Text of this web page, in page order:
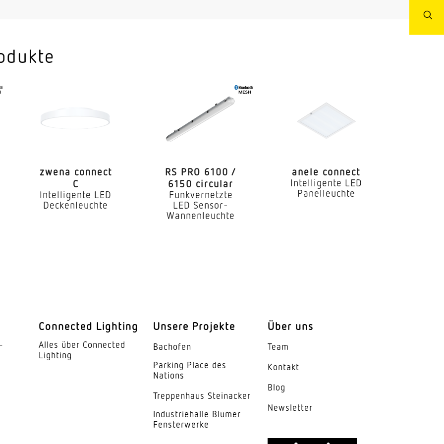
separat regelbar
geeignet für Durchgangsverdrahtung
70000 h
Acrylglas opal
UGR < 21
D
5 Jahre
zwena connect
C
Intelligente LED
Deckenleuchte
RS PRO 6100 /
6150 circular
Funkvernetzte
LED Sensor-
Wannenleuchte
anele connect
Intelligente LED
Panelleuchte
Connected Lighting
Alles über Connected
Lighting
Unsere Projekte
Bachofen
Parking Place des
Nations
Trep­penhaus Steinacker
Indus­trie­halle Blumer
Fensterwerke
Über uns
Team
Kontakt
Blog
News­letter